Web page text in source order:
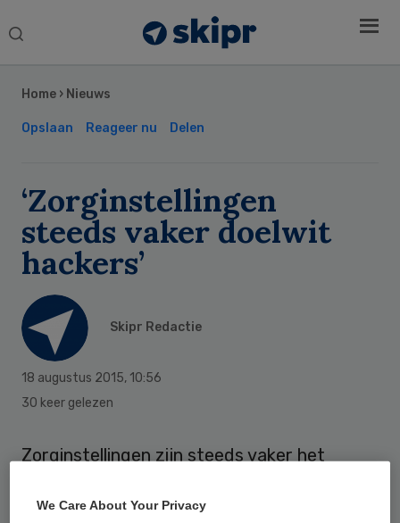
Search
Home › Nieuws
Opslaan Reageer nu Delen
‘Zorginstellingen
steeds vaker doelwit
hackers’
Skipr Redactie
18 augustus 2015, 10:56
30 keer gelezen
Zorginstellingen zijn steeds vaker het
gemunt hebben op de zorg, omdat daar de
Sidebar
We Care About Your Privacy